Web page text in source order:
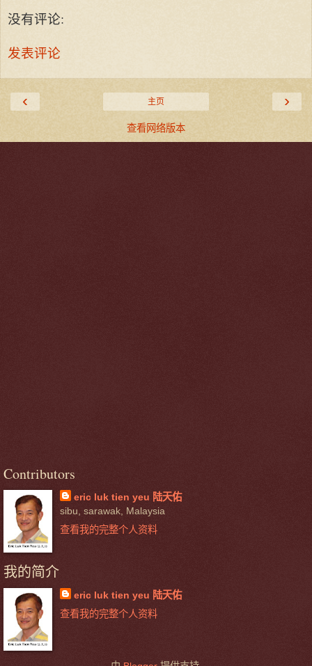
没有评论:
发表评论
‹ ›
主页
查看网络版本
Contributors
eric luk tien yeu 陆天佑
sibu, sarawak, Malaysia
查看我的完整个人资料
我的简介
eric luk tien yeu 陆天佑
查看我的完整个人资料